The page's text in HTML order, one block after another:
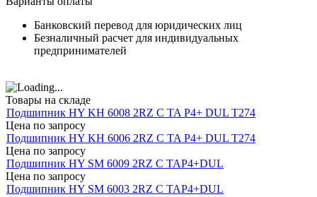
Банковский перевод для юридических лиц
Безналичный расчет для индивидуальных
предпринимателей
Товары на складе
Подшипник HY KH 6008 2RZ C TA P4+ DUL T274
Цена по запросу
Подшипник HY KH 6006 2RZ C TA P4+ DUL T274
Цена по запросу
Подшипник HY SM 6009 2RZ C TAP4+DUL
Цена по запросу
Подшипник HY SM 6003 2RZ C TAP4+DUL